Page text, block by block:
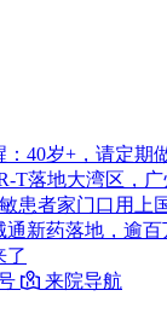
40岁+，请定期
T落地大湾区，
患者家门口用上
新药落地，逾
了
 来院导航